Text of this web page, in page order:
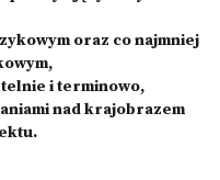
oraz co najmniej
i terminowo,
nad krajobrazem